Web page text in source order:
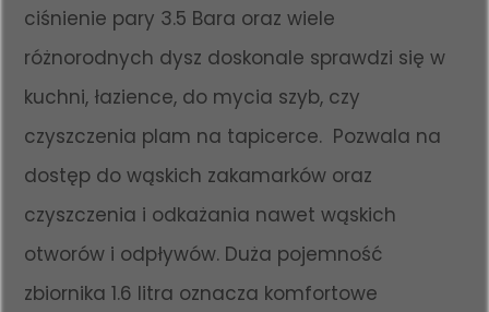
ciśnienie pary 3.5 Bara oraz wiele
różnorodnych dysz doskonale sprawdzi się w
kuchni, łazience, do mycia szyb, czy
czyszczenia plam na tapicerce. Pozwala na
dostęp do wąskich zakamarków oraz
czyszczenia i odkażania nawet wąskich
otworów i odpływów. Duża pojemność
zbiornika 1.6 litra oznacza komfortowe